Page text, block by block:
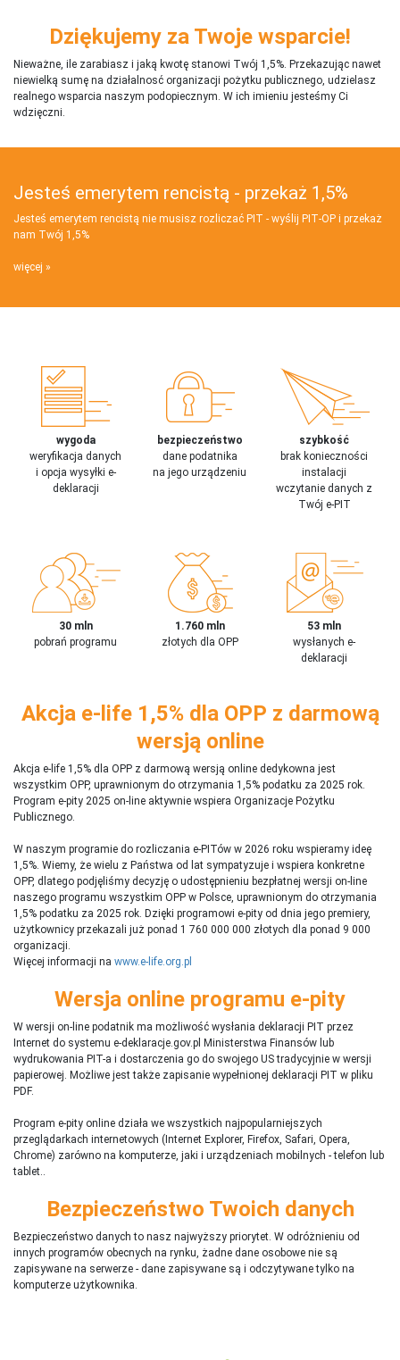
Dziękujemy za Twoje wsparcie!
Nieważne, ile zarabiasz i jaką kwotę stanowi Twój 1,5%. Przekazując nawet
niewielką sumę na działalnosć organizacji pożytku publicznego, udzielasz
realnego wsparcia naszym podopiecznym. W ich imieniu jesteśmy Ci
wdzięczni.
Jesteś emerytem rencistą - przekaż 1,5%
Jesteś emerytem rencistą nie musisz rozliczać PIT - wyślij PIT‑OP i przekaż
nam Twój 1,5%
więcej
wygoda
weryfikacja danych
i opcja wysyłki e-
deklaracji
bezpieczeństwo
dane podatnika
na jego urządzeniu
szybkość
brak konieczności
instalacji
wczytanie danych z
Twój e-PIT
30 mln
pobrań programu
1.760 mln
złotych dla OPP
53 mln
wysłanych e-
deklaracji
Akcja e-life 1,5% dla OPP z darmową
wersją online
Akcja e-life 1,5% dla OPP z darmową wersją online dedykowna jest
wszystkim OPP, uprawnionym do otrzymania 1,5% podatku za 2025 rok.
Program e-pity 2025 on-line aktywnie wspiera Organizacje Pożytku
Publicznego.
W naszym programie do rozliczania e-PITów w 2026 roku wspieramy ideę
1,5%. Wiemy, że wielu z Państwa od lat sympatyzuje i wspiera konkretne
OPP, dlatego podjęliśmy decyzję o udostępnieniu bezpłatnej wersji on-line
naszego programu wszystkim OPP w Polsce, uprawnionym do otrzymania
1,5% podatku za 2025 rok. Dzięki programowi e-pity od dnia jego premiery,
użytkownicy przekazali już ponad 1 760 000 000 złotych dla ponad 9 000
organizacji.
Więcej informacji na www.e-life.org.pl
Wersja online programu e-pity
W wersji on-line podatnik ma możliwość wysłania deklaracji PIT przez
Internet do systemu e-deklaracje.gov.pl Ministerstwa Finansów lub
wydrukowania PIT-a i dostarczenia go do swojego US tradycyjnie w wersji
papierowej. Możliwe jest także zapisanie wypełnionej deklaracji PIT w pliku
PDF.
Program e-pity online działa we wszystkich najpopularniejszych
przeglądarkach internetowych (Internet Explorer, Firefox, Safari, Opera,
Chrome) zarówno na komputerze, jaki i urządzeniach mobilnych - telefon lub
tablet..
Bezpieczeństwo Twoich danych
Bezpieczeństwo danych to nasz najwyższy priorytet. W odróżnieniu od
innych programów obecnych na rynku, żadne dane osobowe nie są
zapisywane na serwerze - dane zapisywane są i odczytywane tylko na
komputerze użytkownika.